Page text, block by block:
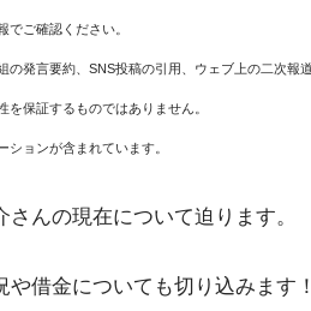
でご確認ください。
発言要約、SNS投稿の引用、ウェブ上の二次報
保証するものではありません。
ョンが含まれています。
んの現在について迫ります。
借金についても切り込みます！